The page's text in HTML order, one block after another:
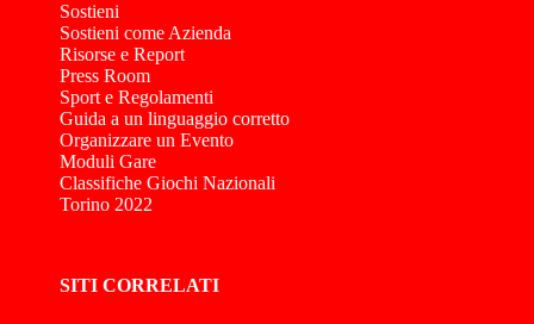
Sostieni
Sostieni come Azienda
Risorse e Report
Press Room
Sport e Regolamenti
Guida a un linguaggio corretto
Organizzare un Evento
Moduli Gare
Classifiche Giochi Nazionali
Torino 2022
SITI CORRELATI